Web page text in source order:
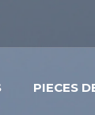
PIECES